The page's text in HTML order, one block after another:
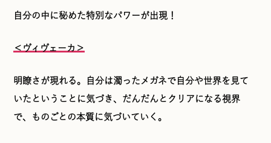
自分の中に秘めた特別なパワーが出現！
＜ヴィヴェーカ＞
明瞭さが現れる。自分は濁ったメガネで自分や世界を見て
いたということに気づき、だんだんとクリアになる視界
で、ものごとの本質に気づいていく。